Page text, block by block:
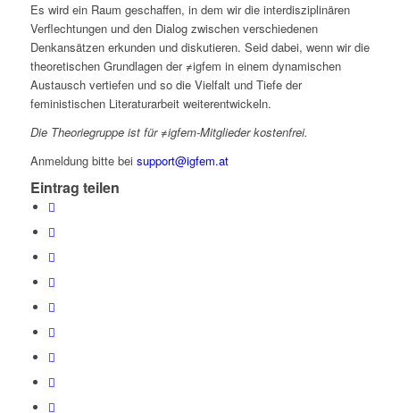
Es wird ein Raum geschaffen, in dem wir die interdisziplinären
Verflechtungen und den Dialog zwischen verschiedenen
Denkansätzen erkunden und diskutieren. Seid dabei, wenn wir die
theoretischen Grundlagen der ≠igfem in einem dynamischen
Austausch vertiefen und so die Vielfalt und Tiefe der
feministischen Literaturarbeit weiterentwickeln.
Die Theoriegruppe ist für ≠igfem-Mitglieder kostenfrei.
Anmeldung bitte bei support@igfem.at
Eintrag teilen